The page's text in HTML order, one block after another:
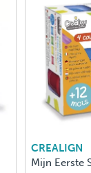
CREALIGN
Mijn Eerste